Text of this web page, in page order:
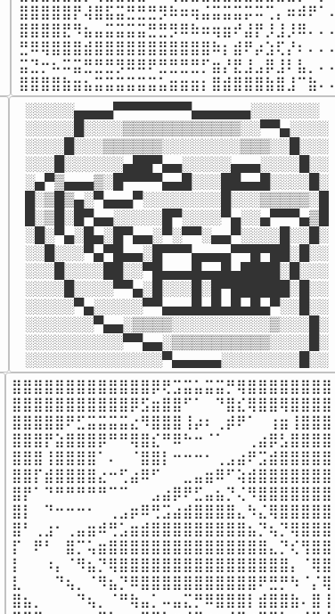
⣿⣿⣿⣿⣿⡟⢼⣿⣯⣭⣛⣛⣛⡻⠷⠶⢶⣬⣭⣭⣭⡭⠭⢉⡄⠶⠾⠟⠁⠄
⣿⣿⣿⣿⣟⠻⣦⣤⣭⣭⣭⣭⣛⣛⡻⠿⠷⠶⢶⣶⠞⣼⡟⡸⣸⡸⠿⠄⠄⠄
⣛⠿⢿⣿⣿⣿⣾⣿⣿⣿⣿⣿⣿⣿⣿⣿⣿⣿⠷⡆⣾⠟⡴⣱⢏⡜⠆⠄⠄⠄
⣭⣙⡒⠦⠭⣭⣛⣛⣛⡻⠿⠿⠟⣛⣛⣛⣛⡋⣶⡜⣟⣸⣠⡿⣸⠇⣧⡀⠄⠄
⣿⣿⣿⣿⣷⣶⣦⣭⣭⣭⣭⣭⣭⣥⣶⣶⣶⡆⣿⣾⣿⣿⣿⣷⣿⣸⠉⣷⠄⠄
░░░░░▄▄▄▄▀▀▀▀▀▀▀▀▄▄▄▄▄▄░░░░░░░
░░░░░█░░░░▒▒▒▒▒▒▒▒▒▒▒▒░░▀▀▄░░░░
░░░░█░░░▒▒▒▒▒▒░░░░░░░░▒▒▒░░█░░░
░░░█░░░░░░▄██▀▄▄░░░░░▄▄▄░░░░█░░
░▄▀▒▄▄▄▒░█▀▀▀▀▄▄█░░░██▄▄█░░░░█░
█░▒█▒▄░▀▄▄▄▀░░░░░░░░█░░░▒▒▒▒▒░█
█░▒█░█▀▄▄░░░░░█▀░░░░▀▄░░▄▀▀▀▄▒█
░█░▀▄░█▄░█▀▄▄░▀░▀▀░▄▄▀░░░░█░░█░
░░█░░░▀▄▀█▄▄░█▀▀▀▄▄▄▄▀▀█▀██░█░░
░░░█░░░░██░░▀█▄▄▄█▄▄█▄████░█░░░
░░░░█░░░░▀▀▄░█░░░█░█▀██████░█░░
░░░░░▀▄░░░░░▀▀▄▄▄█▄█▄█▄█▄▀░░█░░
░░░░░░░▀▄▄░▒▒▒▒░░░░░░░░░░▒░░░█░
░░░░░░░░░░▀▀▄▄░▒▒▒▒▒▒▒▒▒▒░░░░█░
░░░░░░░░░░░░░░▀▄▄▄▄▄░░░░░░░░█░░
⣿⣿⣿⣿⣿⣿⣿⣿⣿⣿⣿⣿⣿⡿⢟⣩⣭⣥⣭⣭⡛⢿⣿⣿⣿⣿⣿⣿⣿⣿
⣿⣿⣿⣿⣿⣿⣿⣿⣿⣿⣿⡿⣫⣶⣿⣿⠋⠁⠀⠙⣿⣎⢿⣿⣿⢿⣿⣿⣿⣿
⣿⣿⣿⣿⣿⠟⣋⣭⣭⣭⣭⣔⠻⣿⣿⣿⢸⡴⠆⢀⡾⠟⠁⠀⢰⣶⢸⣿⣿⣿
⣿⣿⣿⡟⣵⣿⣿⣿⡿⠛⠛⢿⣿⣎⠛⠿⠓⠒⠈⠁⠀⠀⢀⣴⡿⣣⣿⣿⣿⣿
⣿⣿⣿⢸⣿⣿⣿⣿⠁⠄⠀⠈⣿⣿⡇⠒⠒⠒⠂⢀⣠⣴⠟⣩⣾⣿⣿⣿⣿⣿
⣿⣿⡏⣾⣿⣿⣿⣿⣔⠒⢋⣴⠿⠋⠀⠀⣀⣤⣶⠿⠋⢵⣾⣿⣿⣿⣿⣿⣿⣿
⣿⡟⠁⠙⠛⠛⠛⠛⠛⠉⠉⠀⠀⣠⣴⡿⠟⣋⣤⣦⡙⢌⠻⣿⣿⣿⣿⣿⣿⣿
⣿⡇⠀⠙⠒⠒⠒⠂⠀⢀⣠⡶⠿⢛⣩⣴⣾⣿⣿⣿⣿⣄⠳⣌⢿⣿⣿⣿⣿⣿
⣿⠃⢀⣰⠂⢀⣤⣶⠾⢛⣡⣶⣾⣿⣿⣿⣿⣿⣿⣿⣿⣿⣦⡙⢦⡙⢿⣿⣿⣿
⡏⠀⠟⠃⠀⣿⡉⢥⣶⣿⣿⣿⣿⣿⣿⣿⣿⣿⣿⣿⣿⣿⣿⣿⣄⡙⢎⢻⣿⣿
⡇⠀⠀⠰⡄⠈⠻⣦⡙⢿⣿⣿⣿⣿⣿⣿⣿⣿⣿⣿⣿⣿⣿⣿⣿⣿⡄⠈⢿⣿
⣇⠀⠀⠀⠙⢦⡀⠈⠻⣦⡙⠿⣿⣿⣿⣿⣿⣿⣿⣿⣿⣿⣿⠟⣛⡛⠳⠈⡌⢿
⣿⣦⡀⠀⠀⠀⠙⢦⡀⠈⠛⢷⣤⡁⠤⣤⣍⡛⠿⣿⣿⣿⡇⣾⣿⣿⣷⠄⣿⢸